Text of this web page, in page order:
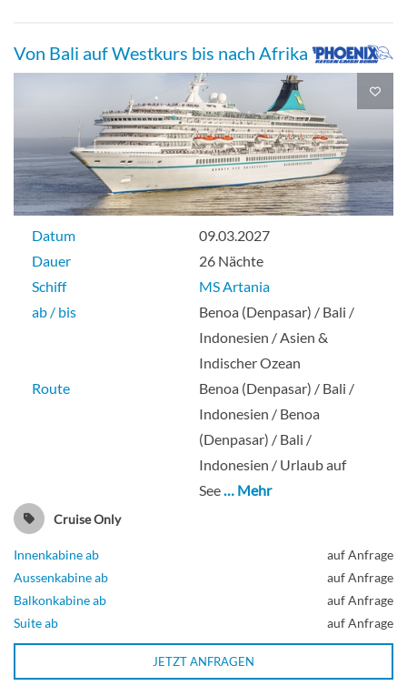
2-Bett-Superior mit Balkon-[PG2]
Balkonkabine
2-Bett-Superior mit Balkon-[PS2]
Balkonkabine
2-Bett-Superior PLUS mit Balkon-[Q+3]
Von Bali auf Westkurs bis nach Afrika
Datum
09.03.2027
Dauer
26 Nächte
Schiff
MS Artania
ab / bis
Benoa (Denpasar) / Bali /
Indonesien / Asien &
Indischer Ozean
Route
Benoa (Denpasar) / Bali /
Indonesien / Benoa
(Denpasar) / Bali /
Indonesien / Urlaub auf
See… Mehr
Cruise Only
Innenkabine ab
auf Anfrage
Aussenkabine ab
auf Anfrage
Balkonkabine ab
auf Anfrage
Suite ab
auf Anfrage
JETZT ANFRAGEN